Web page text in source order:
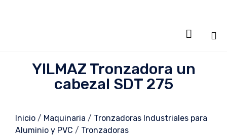

YILMAZ Tronzadora un
cabezal SDT 275
Inicio / Maquinaria / Tronzadoras Industriales para
Aluminio y PVC / Tronzadoras